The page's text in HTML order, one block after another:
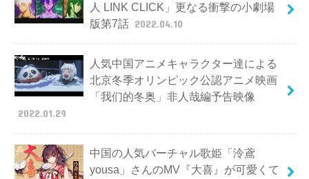
人 LINK CLICK」更なる衝撃の小劇場
版第7話 2022.04.10
人気中国アニメキャラクター達による
北京冬季オリンピック公認アニメ映画
「我们的冬奥」非人哉編予告映像
2022.01.29
中国の人気バーチャル歌姫「泠鳶
yousa」さんのMV『大喜』が可愛くて